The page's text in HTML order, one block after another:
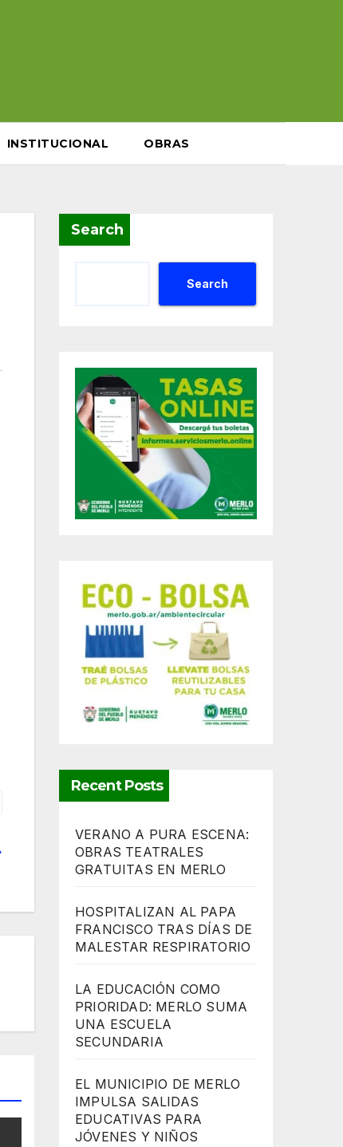
INSTITUCIONAL OBRAS
Search
Search
Recent Posts
VERANO A PURA ESCENA:
OBRAS TEATRALES
GRATUITAS EN MERLO
HOSPITALIZAN AL PAPA
FRANCISCO TRAS DÍAS DE
MALESTAR RESPIRATORIO
LA EDUCACIÓN COMO
PRIORIDAD: MERLO SUMA
UNA ESCUELA
SECUNDARIA
EL MUNICIPIO DE MERLO
IMPULSA SALIDAS
EDUCATIVAS PARA
JÓVENES Y NIÑOS